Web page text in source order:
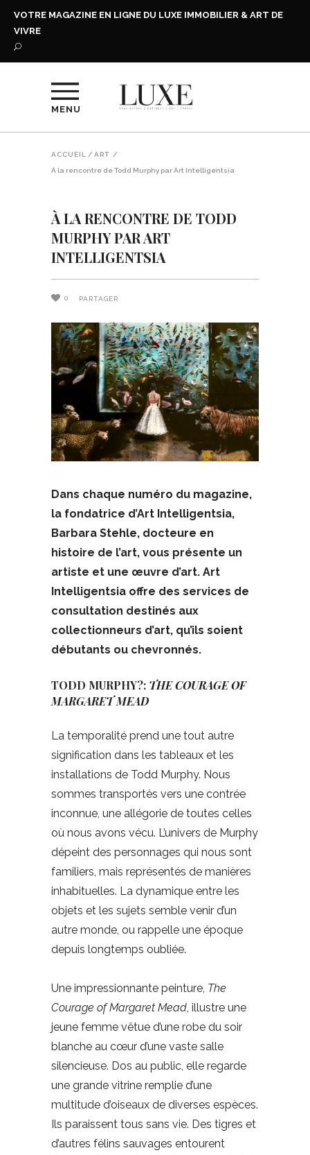
VOTRE MAGAZINE EN LIGNE DU LUXE IMMOBILIER & ART DE
VIVRE
MENU
ACCUEIL / ART /
À la rencontre de Todd Murphy par Art Intelligentsia
À LA RENCONTRE DE TODD
MURPHY PAR ART
INTELLIGENTSIA
0 PARTAGER
Dans chaque numéro du magazine,
la fondatrice d’Art Intelligentsia,
Barbara Stehle, docteure en
histoire de l’art, vous présente un
artiste et une œuvre d’art. Art
Intelligentsia offre des services de
consultation destinés aux
collectionneurs d’art, qu’ils soient
débutants ou chevronnés.
TODD MURPHY?: THE COURAGE OF
MARGARET MEAD
La temporalité prend une tout autre
signification dans les tableaux et les
installations de Todd Murphy. Nous
sommes transportés vers une contrée
inconnue, une allégorie de toutes celles
où nous avons vécu. L’univers de Murphy
dépeint des personnages qui nous sont
familiers, mais représentés de manières
inhabituelles. La dynamique entre les
objets et les sujets semble venir d’un
autre monde, ou rappelle une époque
depuis longtemps oubliée.
Une impressionnante peinture, The
Courage of Margaret Mead , illustre une
jeune femme vêtue d’une robe du soir
blanche au cœur d’une vaste salle
silencieuse. Dos au public, elle regarde
une grande vitrine remplie d’une
multitude d’oiseaux de diverses espèces.
Ils paraissent tous sans vie. Des tigres et
d’autres félins sauvages entourent